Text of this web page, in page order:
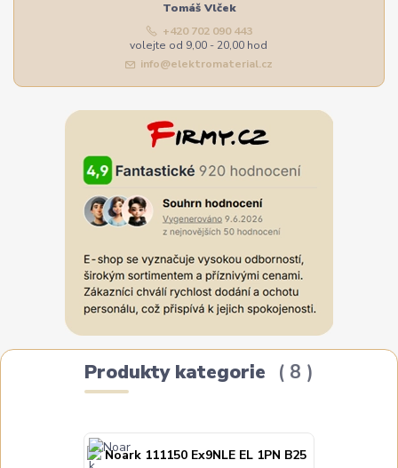
Tomáš Vlček
+420 702 090 443
volejte od 9,00 - 20,00 hod
info@elektromaterial.cz
Produkty kategorie 8